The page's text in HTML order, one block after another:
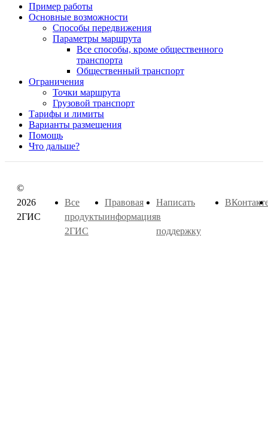
Пример работы
Основные возможности
Способы передвижения
Параметры маршрута
Все способы, кроме общественного
транспорта
Общественный транспорт
Ограничения
Точки маршрута
Грузовой транспорт
Тарифы и лимиты
Варианты размещения
Помощь
Что дальше?
©
2026
2ГИС
Все
продукты
2ГИС
Правовая
информация
Написать
в
поддержку